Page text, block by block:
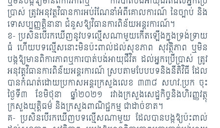
ប្រាស់ ត្រូវអនុវត្តវិធានការអប់រំណែនាំអំពីគោលការណ៍ នៃច្បាប់ និង
ទោសប្បញ្ញត្តិនានា ជំនួសឱ្យវិធានការពិន័យអន្តរការណ៍។
ខ- ប្រសិនបើរកឃើញនូវបទល្មើសណាមួយកើតឡើងក្នុងទ្រង់ទ្រាយ
ធំ ហើយបទល្មើសនោះមិនប៉ះពាល់ដល់សុខភាព សុវត្ថិភាព ឬមិន
បង្កឱ្យមានពិការភាពឬការបាត់បង់អាយុជីវិត ដល់អ្នកប្រើប្រាស់ ត្រូវ
អនុវត្តវិធានការពិន័យអន្តរការណ៍ ស្របតាមបែបបទនិងនីតិវិធី ដែល
បានកំណត់ដោយប្រកាសអន្តរក្រសួងលេខ ៣៣៨ សហវ.ប្រក ចុះ
ថ្ងៃទី៣ ខែមិថុនា ឆ្នាំ២០២១ រវាងក្រសួងសេដ្ឋកិច្ចនិងហិរញ្ញវត្ថុ
ក្រសួងយុត្តិធម៌ និងក្រសួងពាណិជ្ជកម្ម ជាដាច់ខាត។
គ- ប្រសិនបើរកឃើញបទល្មើសណាមួយ ដែលបានបង្កឱ្យប៉ះពាល់